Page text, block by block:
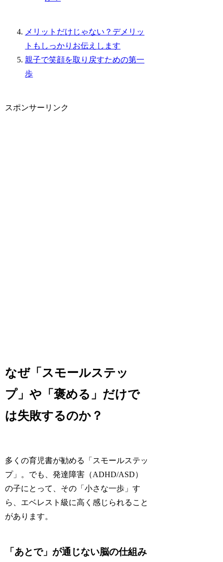
メリットだけじゃない？デメリッ
トもしっかりお伝えします
親子で笑顔を取り戻すための第一
歩
スポンサーリンク
なぜ「スモールステッ
プ」や「褒める」だけで
は失敗するのか？
多くの育児書が勧める「スモールステッ
プ」。でも、発達障害（ADHD/ASD）
の子にとって、その「小さな一歩」す
ら、エベレスト級に高く感じられること
があります。
「あとで」が通じない脳の仕組み